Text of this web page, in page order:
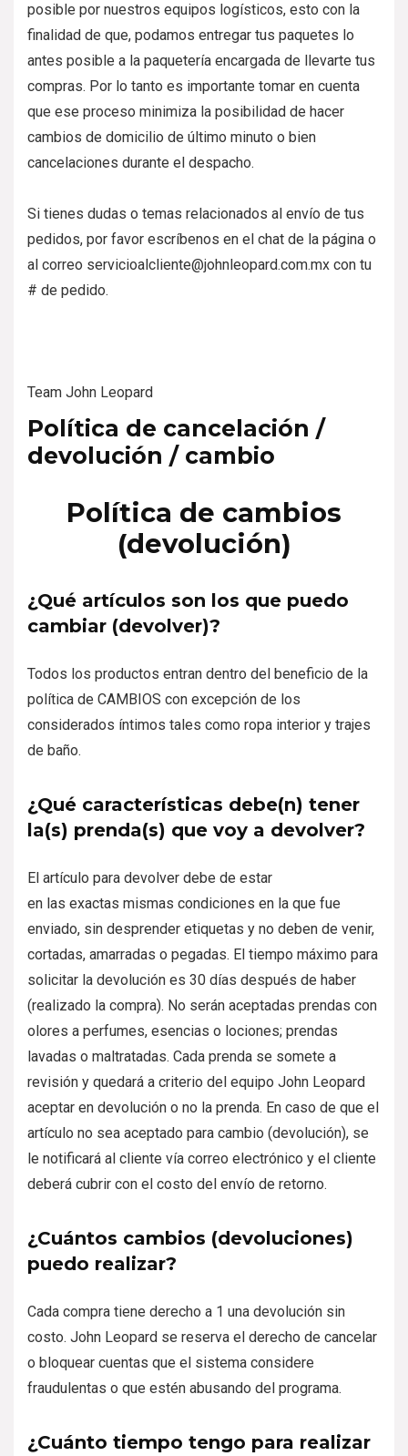
posible por nuestros equipos logísticos, esto con la
finalidad de que, podamos entregar tus paquetes lo
antes posible a la paquetería encargada de llevarte tus
compras. Por lo tanto es importante tomar en cuenta
que ese proceso minimiza la posibilidad de hacer
cambios de domicilio de último minuto o bien
cancelaciones durante el despacho.
Si tienes dudas o temas relacionados al envío de tus
pedidos, por favor escríbenos en el chat de la página o
al correo servicioalcliente@johnleopard.com.mx con tu
# de pedido.
Team John Leopard
Política de cancelación /
devolución / cambio
Política de cambios
(devolución)
¿Qué artículos son los que puedo
cambiar (devolver)?
Todos los productos entran dentro del beneficio de la
política de CAMBIOS con excepción de los
considerados íntimos tales como ropa interior y trajes
de baño.
¿Qué características debe(n) tener
la(s) prenda(s) que voy a devolver?
El artículo para devolver debe de estar
en las exactas mismas condiciones en la que fue
enviado, sin desprender etiquetas y no deben de venir,
cortadas, amarradas o pegadas. El tiempo máximo para
solicitar la devolución es 30 días después de haber
(realizado la compra). No serán aceptadas prendas con
olores a perfumes, esencias o lociones; prendas
lavadas o maltratadas. Cada prenda se somete a
revisión y quedará a criterio del equipo John Leopard
aceptar en devolución o no la prenda. En caso de que el
artículo no sea aceptado para cambio (devolución), se
le notificará al cliente vía correo electrónico y el cliente
deberá cubrir con el costo del envío de retorno.
¿Cuántos cambios (devoluciones)
puedo realizar?
Cada compra tiene derecho a 1 una devolución sin
costo. John Leopard se reserva el derecho de cancelar
o bloquear cuentas que el sistema considere
fraudulentas o que estén abusando del programa.
¿Cuánto tiempo tengo para realizar